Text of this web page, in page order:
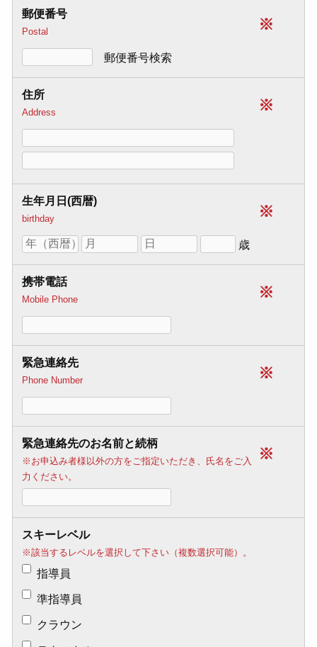
※
郵便番号
Postal
郵便番号検索
※
住所
Address
※
生年月日(西暦)
birthday
歳
※
携帯電話
Mobile Phone
※
緊急連絡先
Phone Number
※
緊急連絡先のお名前と続柄
※お申込み者様以外の方をご指定いただき、氏名をご入
力ください。
スキーレベル
※該当するレベルを選択して下さい（複数選択可能）。
指導員
準指導員
クラウン